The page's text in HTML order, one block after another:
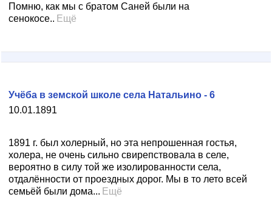
Помню, как мы с братом Саней были на
сенокосе.. Ещё
10.01.1891
Учёба в земской школе села Натальино - 6
1891 г. был холерный, но эта непрошенная гостья,
холера, не очень сильно свирепствовала в селе,
вероятно в силу той же изолированности села,
отдалённости от проездных дорог. Мы в то лето всей
семьёй были дома... Ещё